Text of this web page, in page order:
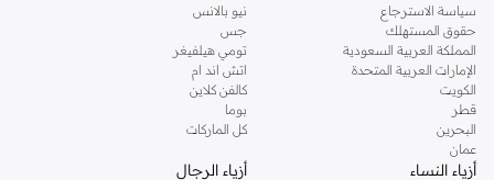
تسوقي دوروثي بيركنز اون لاين مسقط
تسوقي دوروثي بيركنز اون لاين من نمشي واستمتعي باكثر من الف ستايل من مجموعة
دوروثي بيركنز الشهيرة. تصفحي المجموعة كاملة في متجر دوروثي بيركنز اون لاين او
استخدمي القائمة لتحديد تجربة تسوق دوروثي بيركنز اون لاين. خدمة التوصيل السريعة
والدعم الاستثنائي يضمن لك تجربة تسوق ممتعة دائما مع نمشي.
سياسة الاسترجاع
حقوق المستهلك
المملكة العربية السعودية
الإمارات العربية المتحدة
الكويت
قطر
البحرين
عمان
نيو بالانس
جس
تومي هيلفيغر
اتش اند ام
كالفن كلاين
بوما
كل الماركات
أزياء النساء أزياء الرجال